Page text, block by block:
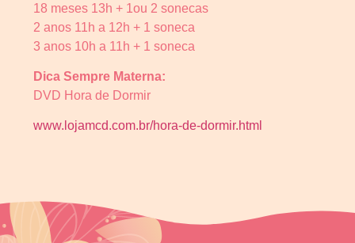
18 meses 13h + 1ou 2 sonecas
2 anos 11h a 12h + 1 soneca
3 anos 10h a 11h + 1 soneca
Dica Sempre Materna:
DVD Hora de Dormir
www.lojamcd.com.br/hora-de-dormir.html